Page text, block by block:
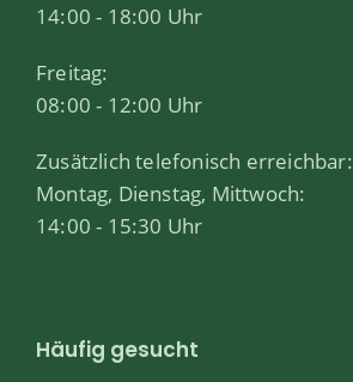
14:00 - 18:00 Uhr
Freitag:
08:00 - 12:00 Uhr
Zusätzlich telefonisch erreichbar:
Montag, Dienstag, Mittwoch:
14:00 - 15:30 Uhr
Häufig gesucht